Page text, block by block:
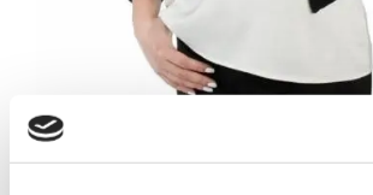
SANNA NYMAN